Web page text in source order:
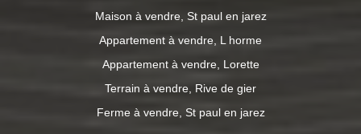
Maison à vendre, St paul en jarez
Appartement à vendre, L horme
Appartement à vendre, Lorette
Terrain à vendre, Rive de gier
Ferme à vendre, St paul en jarez